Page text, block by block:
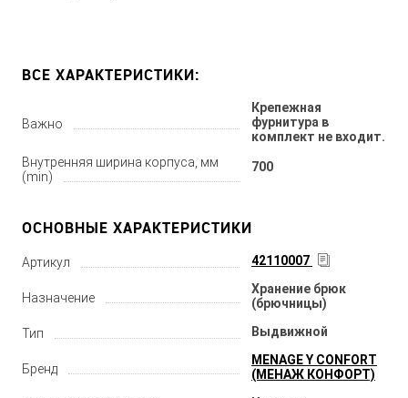
ВСЕ ХАРАКТЕРИСТИКИ:
Важно
Крепежная
фурнитура в
комплект не входит.
Внутренняя ширина корпуса, мм
(min)
700
ОСНОВНЫЕ ХАРАКТЕРИСТИКИ
Артикул 42110007
Назначение
Хранение брюк
(брючницы)
Тип Выдвижной
Бренд
MENAGE Y CONFORT
(МЕНАЖ КОНФОРТ)